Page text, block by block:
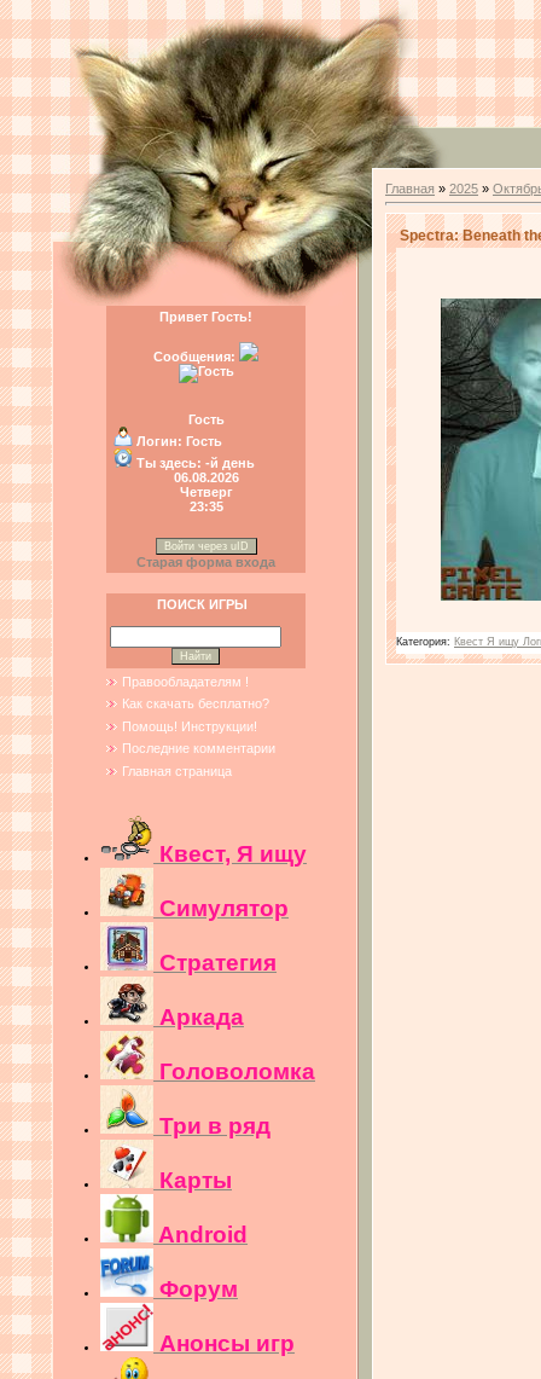
Привет Гость!
Сообщения:
Гость
Логин: Гость
Ты здесь: -й день
06.08.2026
Четверг
23:35
Войти через uID
Старая форма входа
ПОИСК ИГРЫ
Правообладателям !
Как скачать бесплатно?
Помощь! Инструкции!
Последние комментарии
Главная страница
Квест, Я ищу
Симулятор
Стратегия
Аркада
Головоломка
Три в ряд
Карты
Android
Форум
Анонсы игр
Главная » 2025 »
Spectra: Beneath
Категория: Квест Я ищу